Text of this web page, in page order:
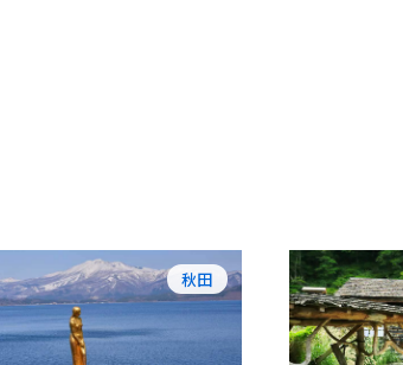
秋田